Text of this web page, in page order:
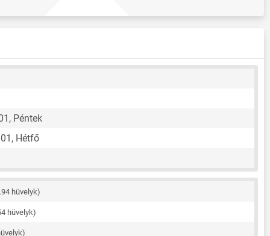
Péntek
Hétfő
hüvelyk)
hüvelyk)